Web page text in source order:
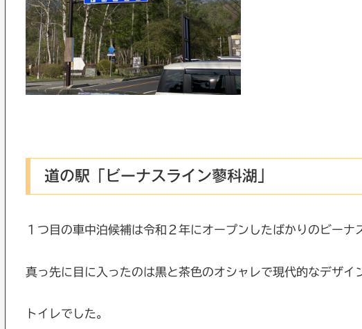
道の駅「ビーナスライン蓼科湖」
１つ目の車中泊候補は令和２年にオープンしたばかりのビーナ
真っ先に目に入ったのは黒と茶色のオシャレで現代的なデザイ
トイレでした。